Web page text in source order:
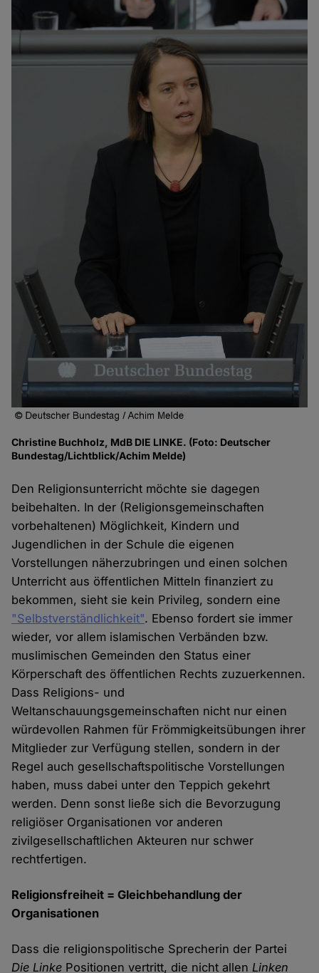
Christine Buchholz, MdB DIE LINKE. (Foto: Deutscher
Bundestag/Lichtblick/Achim Melde)
Den Religionsunterricht möchte sie dagegen
beibehalten. In der (Religionsgemeinschaften
vorbehaltenen) Möglichkeit, Kindern und
Jugendlichen in der Schule die eigenen
Vorstellungen näherzubringen und einen solchen
Unterricht aus öffentlichen Mitteln finanziert zu
bekommen, sieht sie kein Privileg, sondern eine
"Selbstverständlichkeit". Ebenso fordert sie immer
wieder, vor allem islamischen Verbänden bzw.
muslimischen Gemeinden den Status einer
Körperschaft des öffentlichen Rechts zuzuerkennen.
Dass Religions- und
Weltanschauungsgemeinschaften nicht nur einen
würdevollen Rahmen für Frömmigkeitsübungen ihrer
Mitglieder zur Verfügung stellen, sondern in der
Regel auch gesellschaftspolitische Vorstellungen
haben, muss dabei unter den Teppich gekehrt
werden. Denn sonst ließe sich die Bevorzugung
religiöser Organisationen vor anderen
zivilgesellschaftlichen Akteuren nur schwer
rechtfertigen.
Religionsfreiheit = Gleichbehandlung der
Organisationen
Dass die religionspolitische Sprecherin der Partei
Die Linke Positionen vertritt, die nicht allenLinken